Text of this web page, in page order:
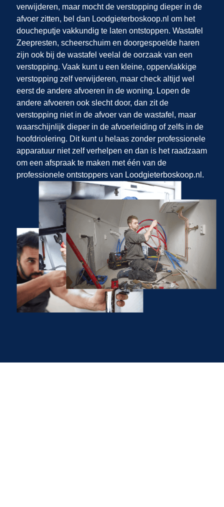
verwijderen, maar mocht de verstopping dieper in de
afvoer zitten, bel dan Loodgieterboskoop.nl om het
doucheputje vakkundig te laten ontstoppen. Wastafel
Zeepresten, scheerschuim en doorgespoelde haren
zijn ook bij de wastafel veelal de oorzaak van een
verstopping. Vaak kunt u een kleine, oppervlakkige
verstopping zelf verwijderen, maar check altijd wel
eerst de andere afvoeren in de woning. Lopen de
andere afvoeren ook slecht door, dan zit de
verstopping niet in de afvoer van de wastafel, maar
waarschijnlijk dieper in de afvoerleiding of zelfs in de
hoofdriolering. Dit kunt u helaas zonder professionele
apparatuur niet zelf verhelpen en dan is het raadzaam
om een afspraak te maken met één van de
professionele ontstoppers van Loodgieterboskoop.nl.